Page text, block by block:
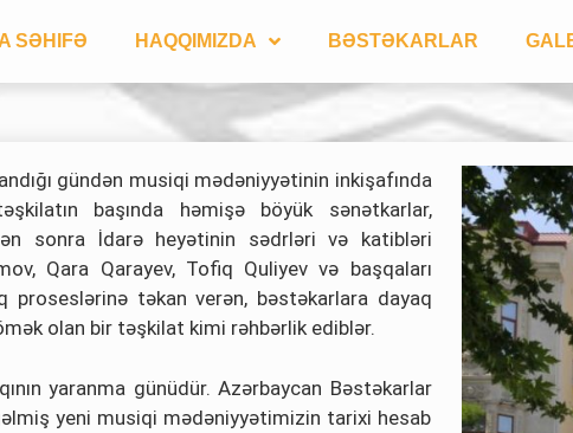
SƏHIFƏ HAQQIMIZDA BƏSTƏKARLAR
gündən musiqi mədəniyyətinin inkişafında
başında həmişə böyük sənətkarlar,
sonra İdarə heyətinin sədrləri və katibləri
Qara Qarayev, Tofiq Quliyev və başqaları
proseslərinə təkan verən, bəstəkarlara dayaq
olan bir təşkilat kimi rəhbərlik ediblər.
yaranma günüdür. Azərbaycan Bəstəkarlar
yeni musiqi mədəniyyətimizin tarixi hesab